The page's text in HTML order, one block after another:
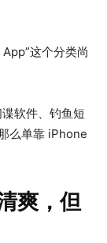
这个分类尚
软件、钓鱼短
么单靠 iPhone
爽，但